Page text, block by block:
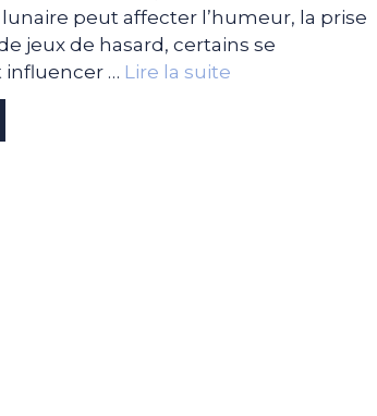
peut affecter l’humeur, la prise
jeux de hasard, certains se
influencer … Lire la suite